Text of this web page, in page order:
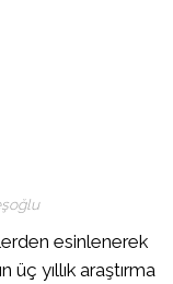
esinlenerek
üç yıllık araştırma